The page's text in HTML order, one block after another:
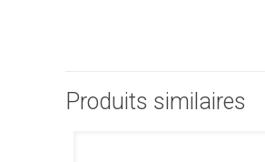
Produits similaires